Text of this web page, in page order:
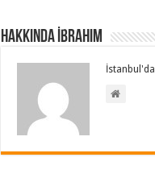
Hakkında İbrahim